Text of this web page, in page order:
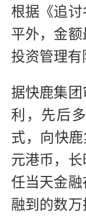
根据《追
平外，金
投资管理有
据快鹿集
利，先后
式，向快
元港币，
任当天金
融到的数